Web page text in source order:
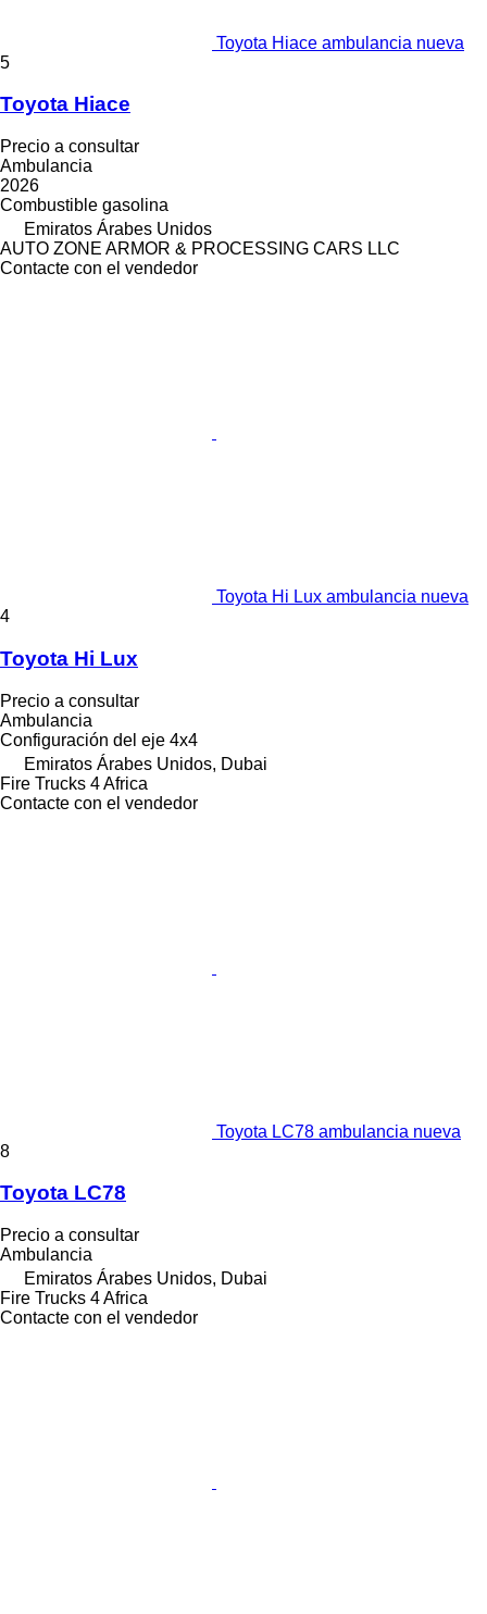
Toyota Hiace ambulancia nueva
5
Toyota Hiace
Precio a consultar
Ambulancia
2026
Combustible gasolina
Emiratos Árabes Unidos
AUTO ZONE ARMOR & PROCESSING CARS LLC
Contacte con el vendedor
Toyota Hi Lux ambulancia nueva
4
Toyota Hi Lux
Precio a consultar
Ambulancia
Configuración del eje 4x4
Emiratos Árabes Unidos, Dubai
Fire Trucks 4 Africa
Contacte con el vendedor
Toyota LC78 ambulancia nueva
8
Toyota LC78
Precio a consultar
Ambulancia
Emiratos Árabes Unidos, Dubai
Fire Trucks 4 Africa
Contacte con el vendedor